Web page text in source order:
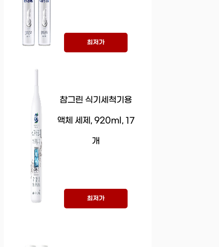
최저가
참그린 식기세척기용
액체 세제, 920ml, 17
개
최저가